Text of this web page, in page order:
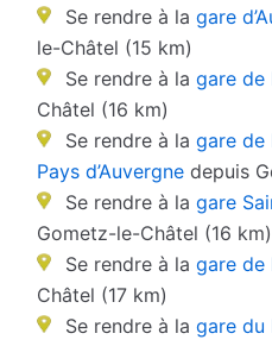
Se rendre à la gare
le-Châtel (15 km)
Se rendre à la gare de
Châtel (16 km)
Se rendre à la gare de
Pays d’Auvergne depuis
Se rendre à la gare
Gometz-le-Châtel (16 km)
Se rendre à la gare de
Châtel (17 km)
Se rendre à la gare du